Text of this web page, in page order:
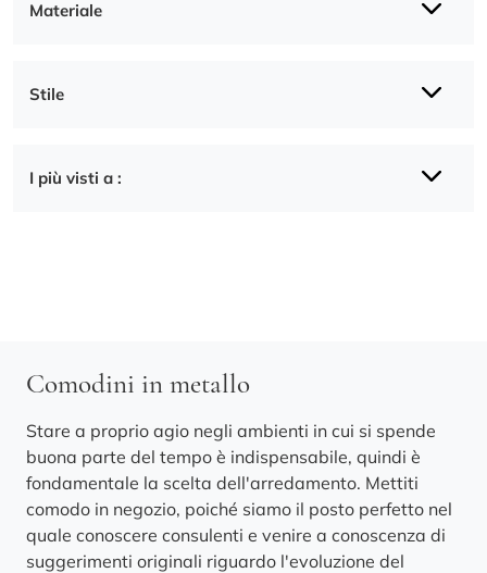
Materiale
Stile
I più visti a :
Comodini in metallo
Stare a proprio agio negli ambienti in cui si spende
buona parte del tempo è indispensabile, quindi è
fondamentale la scelta dell'arredamento. Mettiti
comodo in negozio, poiché siamo il posto perfetto nel
quale conoscere consulenti e venire a conoscenza di
suggerimenti originali riguardo l'evoluzione del